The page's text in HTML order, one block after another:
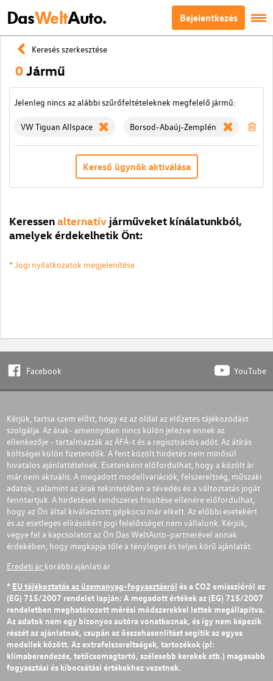
DasWeltAuto. Bejelentkezés
Keresés szerkesztése
0Jármű
Jelenleg nincs az alábbi szűrőfeltételeknek megfelelő jármű:
VW Tiguan Allspace Borsod-Abaúj-Zemplén
Kereső ügynök aktiválása
Keressenalternatív járműveket kínálatunkból,
amelyek érdekelhetik Önt:
* Jogi nyilatkozatok megjelenítése
Facebook YouTube
Kérjük, tartsa szem előtt, hogy ez az oldal az előzetes tájékozódást
szolgálja. Az árak- amennyiben nincs külön jelezve ennek az
ellenkezője - tartalmazzák az ÁFÁ-t és a regisztrációs adót. Az átírás
költségei külön fizetendők. A fent közölt hirdetés nem minősül
hivatalos ajánlattételnek. Esetenként előfordulhat, hogy a közölt ár
már nem aktuális. A megadott modellvariációk, felszereltség, műszaki
adatok, valamint az árak tekintetében a tévedés és a változtatás jogát
fenntartjuk. A hirdetések rendszeres frissítése ellenére előfordulhat,
hogy az Ön által kiválasztott gépkocsi már elkelt. Az előbbi esetekért
és az esetleges elírásokért jogi felelősséget nem vállalunk. Kérjük,
vegye fel a kapcsolatot az Ön Das WeltAuto-partnerével annak
érdekében, hogy megkapja tőle a tényleges és teljes körű ajánlatát.
Eredeti ár:korábbi ajánlati ár
* EU tájékoztatás az üzemanyag-fogyasztásról és a CO2 emisszióról az
(EG) 715/2007 rendelet lapján: A megadott értékek az (EG) 715/2007
rendeletben meghatározott mérési módszerekkel lettek megállapítva.
Az adatok nem egy bizonyos autóra vonatkoznak, és így nem képezik
részét az ajánlatnak, csupán az összehasonlítást segítik az egyes
modellek között. Az extrafelszereltségek, tartozékok (pl:
klímaberendezés, tetőcsomagtartó, szélesebb kerekek stb.) magasabb
fogyasztási és kibocsátási értékekhez vezetnek.